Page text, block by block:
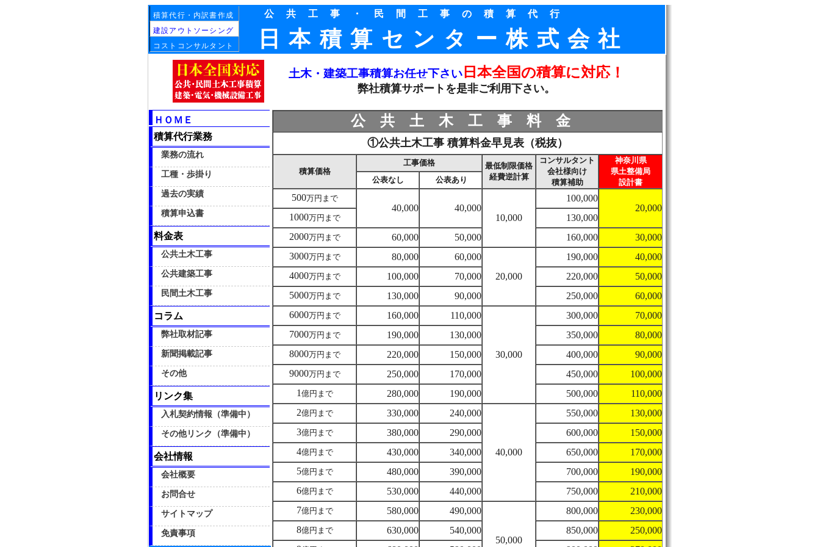
積算代行・内訳書作成
建設アウトソーシング
コストコンサルタント
公共工事・民間工事の積算代行
日本積算センター株式会社
土木・建築工事積算お任せ下さい日本全国の積算に対応！
弊社積算サポートを是非ご利用下さい。
ＨＯＭＥ
積算代行業務
業務の流れ
工種・歩掛り
過去の実績
積算申込書
料金表
公共土木工事
公共建築工事
民間土木工事
コラム
弊社取材記事
新聞掲載記事
その他
リンク集
入札契約情報（準備中）
その他リンク（準備中）
会社情報
会社概要
お問合せ
サイトマップ
免責事項
公共土木工事料金
①公共土木工事 積算料金早見表（税抜）
積算価格
工事価格
最低制限価格
経費逆計算
コンサルタント
会社様向け
積算補助
神奈川県
県土整備局
設計書
公表なし 公表あり
500万円まで
40,000
40,000
10,000
100,000
20,000
1000万円まで
130,000
2000万円まで 60,000 50,000 160,000
30,000
3000万円まで 80,000
60,000
20,000
190,000
40,000
4000万円まで 100,000 70,000 220,000
50,000
5000万円まで 130,000 90,000 250,000
60,000
6000万円まで 160,000 110,000
30,000
300,000
70,000
7000万円まで 190,000 130,000 350,000
80,000
8000万円まで 220,000 150,000 400,000
90,000
9000万円まで 250,000 170,000 450,000
100,000
1 億円まで 280,000 190,000 500,000
110,000
2億円まで 330,000 240,000
40,000
550,000
130,000
3億円まで 380,000 290,000 600,000
150,000
4億円まで 430,000 340,000 650,000
170,000
5億円まで 480,000 390,000 700,000
190,000
6億円まで 530,000 440,000 750,000
210,000
7億円まで 580,000 490,000
50,000
800,000
230,000
8億円まで 630,000 540,000 850,000
250,000